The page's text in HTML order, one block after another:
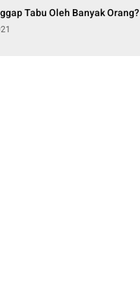
Tabu Oleh Banyak Orang?